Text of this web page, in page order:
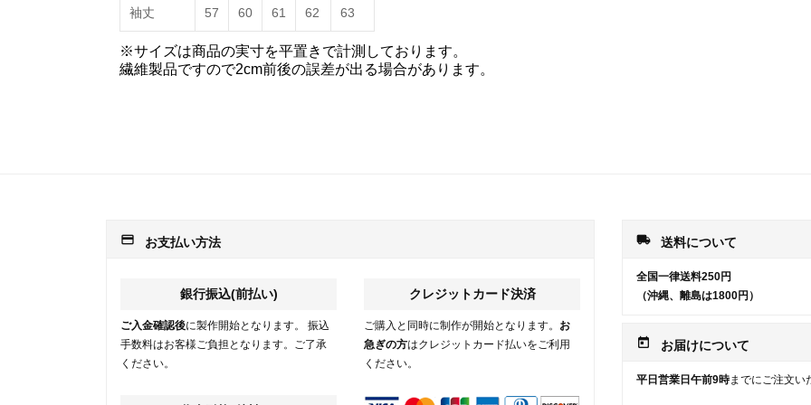
袖丈 57 60 61 62 63
※サイズは商品の実寸を平置きで計測しております。
繊維製品ですので2cm前後の誤差が出る場合があります。
payment お支払い方法
銀行振込(前払い)
ご入金確認後に製作開始となります。 振込
手数料はお客様ご負担となります。ご了承
ください。
クレジットカード決済
ご購入と同時に制作が開始となります。 お
急ぎの方はクレジットカード払いをご利用
ください。
local_shipping 送料について
全国一律送料250円
（沖縄、離島は1800円）
today お届けについて
平日営業日午前9時までにご注文い